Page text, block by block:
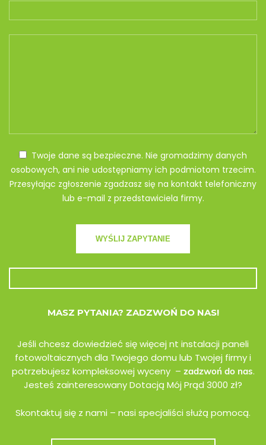
Twoje dane są bezpieczne. Nie gromadzimy danych
osobowych, ani nie udostępniamy ich podmiotom trzecim.
Przesyłając zgłoszenie zgadzasz się na kontakt telefoniczny
lub e-mail z przedstawiciela firmy.
MASZ PYTANIA? ZADZWOŃ DO NAS!
Jeśli chcesz dowiedzieć się więcej nt instalacji paneli
fotowoltaicznych dla Twojego domu lub Twojej firmy i
potrzebujesz kompleksowej wyceny – zadzwoń do nas.
Jesteś zainteresowany Dotacją Mój Prąd 3000 zł?
Skontaktuj się z nami – nasi specjaliści służą pomocą.